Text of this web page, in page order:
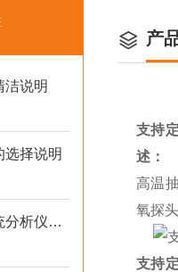
洁说明
选择说明
智能氧化锆分析仪：变革传统分析仪技术的仪器
产
支持
述：
高温
氧探
支持